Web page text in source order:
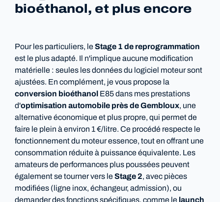
bioéthanol, et plus encore
Pour les particuliers, leStage 1 de reprogrammation
est le plus adapté. Il n'implique aucune modification
matérielle : seules les données du logiciel moteur sont
ajustées. En complément, je vous propose la
conversion bioéthanol E85 dans mes prestations
d'optimisation automobile près de Gembloux, une
alternative économique et plus propre, qui permet de
faire le plein à environ 1 €/litre. Ce procédé respecte le
fonctionnement du moteur essence, tout en offrant une
consommation réduite à puissance équivalente. Les
amateurs de performances plus poussées peuvent
également se tourner vers leStage 2, avec pièces
modifiées (ligne inox, échangeur, admission), ou